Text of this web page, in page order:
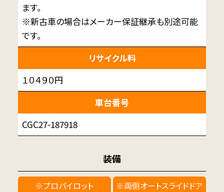
ます。
※新古車の場合はメーカー保証継承も別途可能
です。
リサイクル料
１０４９０円
車台番号
CGC27-187918
装備
※プロパイロット
※両側オートスライドドア